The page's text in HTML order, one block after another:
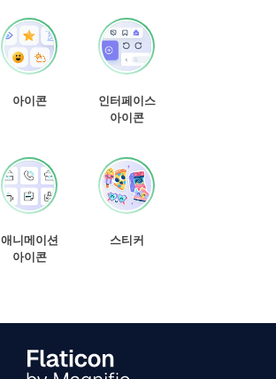
아이콘
인터페이스
아이콘
애니메이션
아이콘
스티커